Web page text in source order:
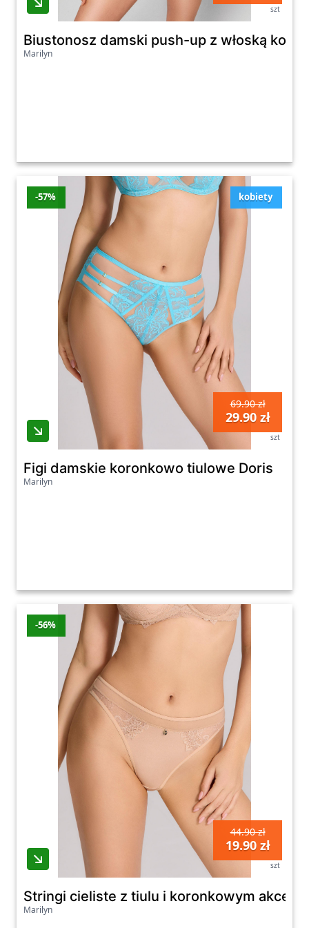
szt
Biustonosz damski push-up z włoską
Marilyn
kobiety
-57%
69.90 zł
29.90 zł
szt
Figi damskie koronkowo tiulowe Doris
Marilyn
-56%
44.90 zł
19.90 zł
szt
Stringi cieliste z tiulu i koronkowym
Marilyn